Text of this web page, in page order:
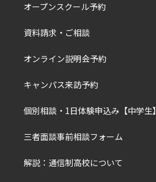
オープンスクール予約
資料請求・ご相談
オンライン説明会予約
キャンパス来訪予約
個別相談・1日体験申込み【中学生】
三者面談事前相談フォーム
解説：通信制高校について